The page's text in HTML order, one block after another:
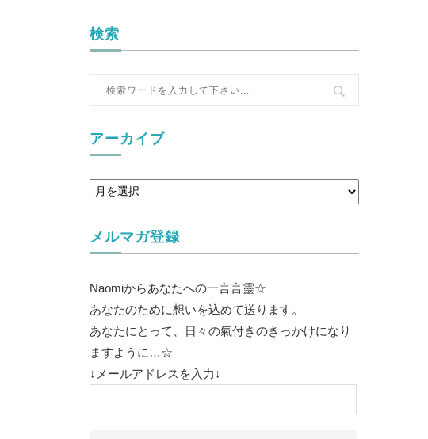
検索
アーカイブ
メルマガ登録
Naomiからあなたへの一言言靈☆
あなたのために想いを込めて送ります。
あなたにとって、日々の氣付きのきっかけになり
ますように…☆
↓メールアドレスを入力↓